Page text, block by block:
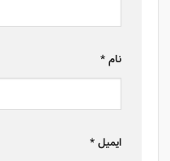
نام *
ایمیل *